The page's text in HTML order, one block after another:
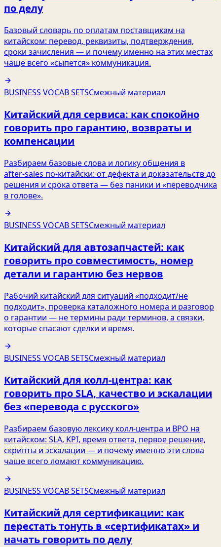
по делу
Базовый словарь по оплатам поставщикам на
китайском: перевод, реквизиты, подтверждения,
сроки зачисления — и почему именно на этих местах
чаще всего «сыпется» коммуникация.
BUSINESS VOCAB SETSСмежный материал
Китайский для сервиса: как спокойно
говорить про гарантию, возвраты и
компенсации
Разбираем базовые слова и логику общения в
after‑sales по‑китайски: от дефекта и доказательств до
решения и срока ответа — без паники и «переводчика
в голове».
BUSINESS VOCAB SETSСмежный материал
Китайский для автозапчастей: как
говорить про совместимость, номер
детали и гарантию без нервов
Рабочий китайский для ситуаций «подходит/не
подходит», проверка каталожного номера и разговор
о гарантии — не термины ради терминов, а связки,
которые спасают сделки и время.
BUSINESS VOCAB SETSСмежный материал
Китайский для колл-центра: как
говорить про SLA, качество и эскалации
без «перевода с русского»
Разбираем базовую лексику колл-центра и BPO на
китайском: SLA, KPI, время ответа, первое решение,
скрипты и эскалации — и почему именно эти слова
чаще всего ломают коммуникацию.
BUSINESS VOCAB SETSСмежный материал
Китайский для сертификации: как
перестать тонуть в «сертификатах» и
начать говорить по делу